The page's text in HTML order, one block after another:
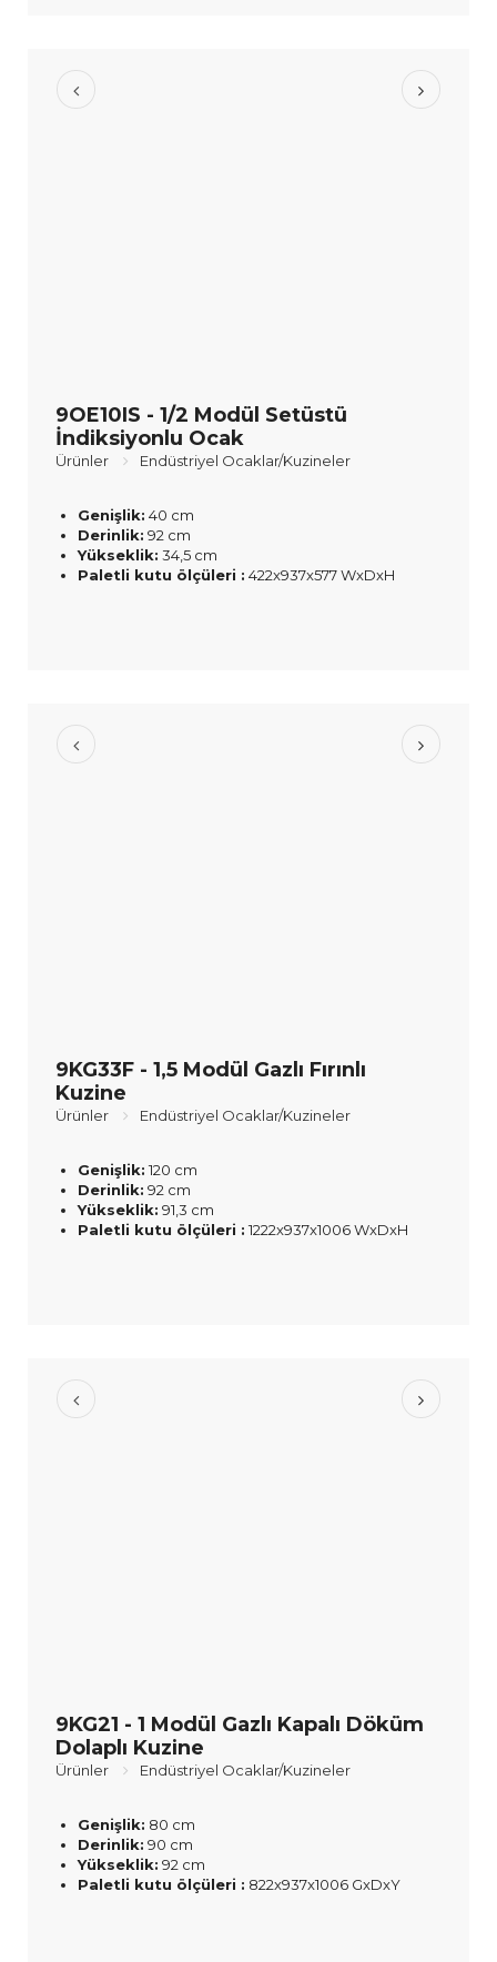
9OE10IS - 1/2 Modül Setüstü
İndiksiyonlu Ocak
Ürünler Endüstriyel Ocaklar/Kuzineler
Genişlik: 40 cm
Derinlik: 92 cm
Yükseklik: 34,5 cm
Paletli kutu ölçüleri : 422x937x577 WxDxH
9KG33F - 1,5 Modül Gazlı Fırınlı
Kuzine
Ürünler Endüstriyel Ocaklar/Kuzineler
Genişlik: 120 cm
Derinlik: 92 cm
Yükseklik: 91,3 cm
Paletli kutu ölçüleri : 1222x937x1006 WxDxH
9KG21 - 1 Modül Gazlı Kapalı Döküm
Dolaplı Kuzine
Ürünler Endüstriyel Ocaklar/Kuzineler
Genişlik: 80 cm
Derinlik: 90 cm
Yükseklik: 92 cm
Paletli kutu ölçüleri : 822x937x1006 GxDxY